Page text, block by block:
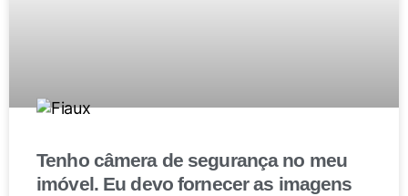
Tenho câmera de segurança no meu
imóvel. Eu devo fornecer as imagens